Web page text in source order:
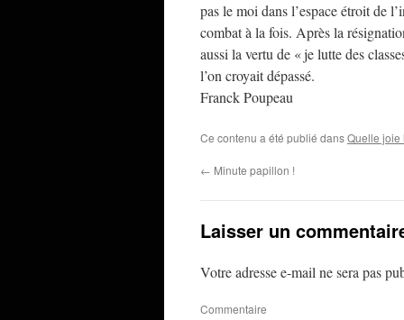
pas le moi dans l’espace étroit de
combat à la fois. Après la
aussi la vertu de « je lutte des
l’on croyait dépassé.
Franck Poupeau
Ce contenu a été publié dansQuelle joie
← Minute papillon !
Laisser un
Votre adresse e-mail ne sera pas
Commentaire